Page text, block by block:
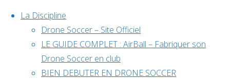
Skip to content
La Discipline
Drone Soccer – Site Officiel
LE GUIDE COMPLET : AirBall – Fabriquer son
Drone Soccer en club
BIEN DEBUTER EN DRONE SOCCER